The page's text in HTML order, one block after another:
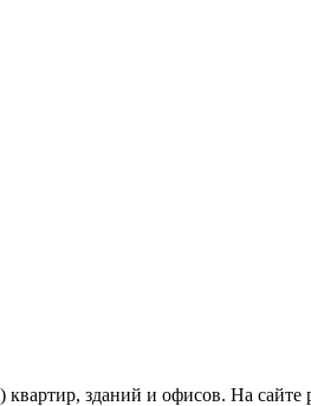
зданий и офисов. На